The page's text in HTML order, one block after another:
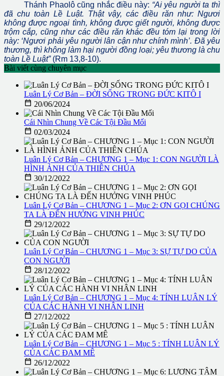
Thánh Phaolô cũng nhắc điều này: “Ai yêu người ta thì
đã chu toàn Lề Luật. Thật vậy, các điều răn như: Ngươi
không được ngoại tình, không được giết người, không được
trộm cắp, cũng như các điều răn khác đều tóm lại trong lời
này: ‘Ngươi phải yêu người lân cận như chính mình’. Đã yêu
thương, thì không làm hại người đồng loại; yêu thương là chu
toàn Lề Luật” (Rm 13,8-10).
Bài viết cùng chuyên mục
Luân Lý Cơ Bản – ĐỜI SỐNG TRONG ĐỨC KITÔ I
 20/06/2024
Cái Nhìn Chung Về Các Tội Đầu Mối
 02/03/2024
Luân Lý Cơ Bản – CHƯƠNG 1 – Mục 1: CON NGƯỜI LÀ
HÌNH ẢNH CỦA THIÊN CHÚA
 30/12/2022
Luân Lý Cơ Bản – CHƯƠNG 1 – Mục 2: ƠN GỌI CHÚNG
TA LÀ ĐẾN HƯỞNG VINH PHÚC
 29/12/2022
Luân Lý Cơ Bản – CHƯƠNG 1 – Mục 3: SỰ TỰ DO CỦA
CON NGƯỜI
 28/12/2022
Luân Lý Cơ Bản – CHƯƠNG 1 – Mục 4: TÍNH LUÂN LÝ
CỦA CÁC HÀNH VI NHÂN LINH
 27/12/2022
Luân Lý Cơ Bản – CHƯƠNG 1 – Mục 5 : TÍNH LUÂN LÝ
CỦA CÁC ĐAM MÊ
 26/12/2022